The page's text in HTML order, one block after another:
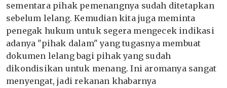
sementara pihak pemenangnya sudah ditetapkan
sebelum lelang. Kemudian kita juga meminta
penegak hukum untuk segera mengecek indikasi
adanya "pihak dalam" yang tugasnya membuat
dokumen lelang bagi pihak yang sudah
dikondisikan untuk menang. Ini aromanya sangat
menyengat, jadi rekanan khabarnya